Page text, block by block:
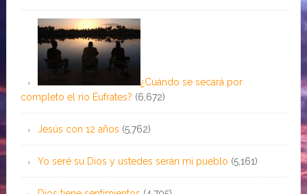
¿Cuándo se secará por
completo el río Éufrates? (6,672)
Jesús con 12 años (5,762)
Yo seré su Dios y ustedes serán mi pueblo (5,161)